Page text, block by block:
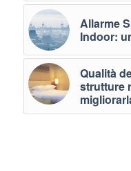
Allarme
Indoor:
Qualità
strutture